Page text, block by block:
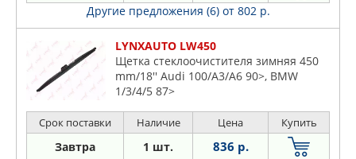
Другие предложения (6) от 802 р.
LYNXAUTO LW450
Щетка стеклоочистителя зимняя 450
mm/18'' Audi 100/A3/A6 90>, BMW
1/3/4/5 87>
Срок поставки Наличие Цена Купить
Завтра 1 шт. 836 р.